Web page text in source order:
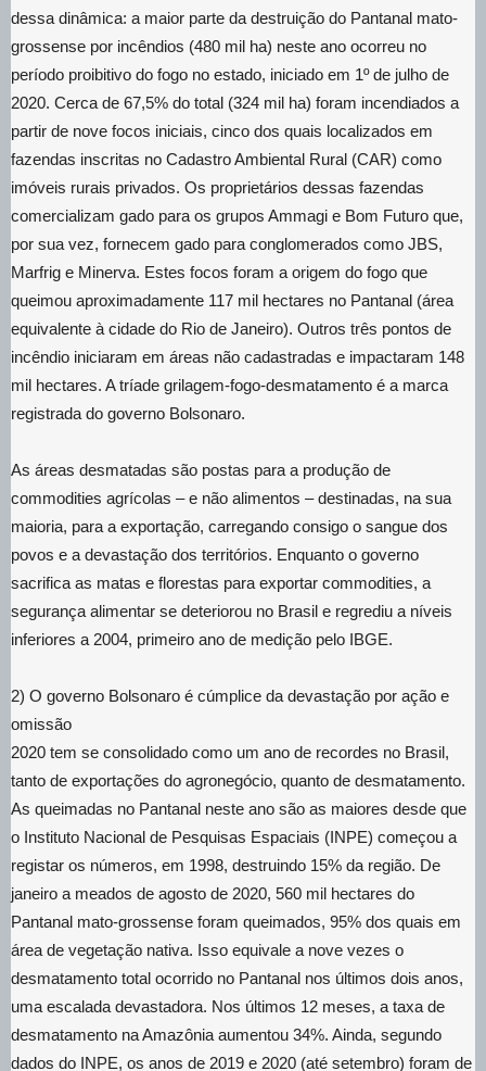
dessa dinâmica: a maior parte da destruição do Pantanal mato-
grossense por incêndios (480 mil ha) neste ano ocorreu no
período proibitivo do fogo no estado, iniciado em 1º de julho de
2020. Cerca de 67,5% do total (324 mil ha) foram incendiados a
partir de nove focos iniciais, cinco dos quais localizados em
fazendas inscritas no Cadastro Ambiental Rural (CAR) como
imóveis rurais privados. Os proprietários dessas fazendas
comercializam gado para os grupos Ammagi e Bom Futuro que,
por sua vez, fornecem gado para conglomerados como JBS,
Marfrig e Minerva. Estes focos foram a origem do fogo que
queimou aproximadamente 117 mil hectares no Pantanal (área
equivalente à cidade do Rio de Janeiro). Outros três pontos de
incêndio iniciaram em áreas não cadastradas e impactaram 148
mil hectares. A tríade grilagem-fogo-desmatamento é a marca
registrada do governo Bolsonaro.
As áreas desmatadas são postas para a produção de
commodities agrícolas – e não alimentos – destinadas, na sua
maioria, para a exportação, carregando consigo o sangue dos
povos e a devastação dos territórios. Enquanto o governo
sacrifica as matas e florestas para exportar commodities, a
segurança alimentar se deteriorou no Brasil e regrediu a níveis
inferiores a 2004, primeiro ano de medição pelo IBGE.
2) O governo Bolsonaro é cúmplice da devastação por ação e
omissão
2020 tem se consolidado como um ano de recordes no Brasil,
tanto de exportações do agronegócio, quanto de desmatamento.
As queimadas no Pantanal neste ano são as maiores desde que
o Instituto Nacional de Pesquisas Espaciais (INPE) começou a
registar os números, em 1998, destruindo 15% da região. De
janeiro a meados de agosto de 2020, 560 mil hectares do
Pantanal mato-grossense foram queimados, 95% dos quais em
área de vegetação nativa. Isso equivale a nove vezes o
desmatamento total ocorrido no Pantanal nos últimos dois anos,
uma escalada devastadora. Nos últimos 12 meses, a taxa de
desmatamento na Amazônia aumentou 34%. Ainda, segundo
dados do INPE, os anos de 2019 e 2020 (até setembro) foram de